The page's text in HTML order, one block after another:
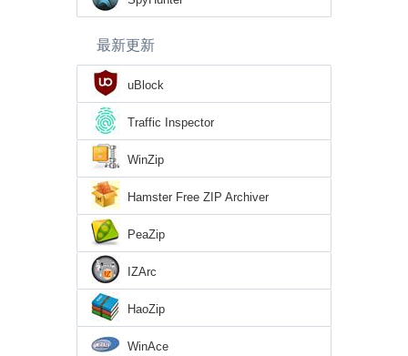
最新更新
uBlock
Traffic Inspector
WinZip
Hamster Free ZIP Archiver
PeaZip
IZArc
HaoZip
WinAce